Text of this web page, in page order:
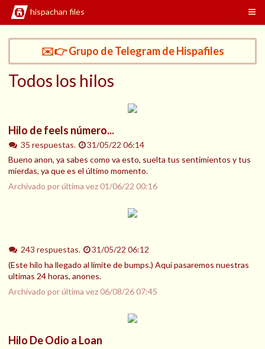
hispachan files
✉️👉 Grupo de Telegram de Hispafiles
Todos los hilos
Hilo de feels número...
35 respuestas.
31/05/22 06:14
Bueno anon, ya sabes como va esto, suelta tus sentimientos y tus
mierdas, ya que es el último momento.
Archivado por última vez01/06/22 00:16
243 respuestas.
31/05/22 06:12
(Este hilo ha llegado al límite de bumps.) Aquí pasaremos nuestras
ultimas 24 horas, anones.
Archivado por última vez06/08/26 07:45
Hilo De Odio a Loan